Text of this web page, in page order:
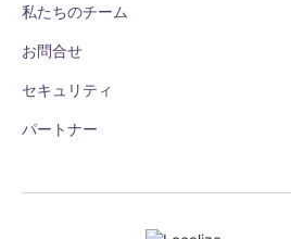
私たちのチーム
お問合せ
セキュリティ
パートナー